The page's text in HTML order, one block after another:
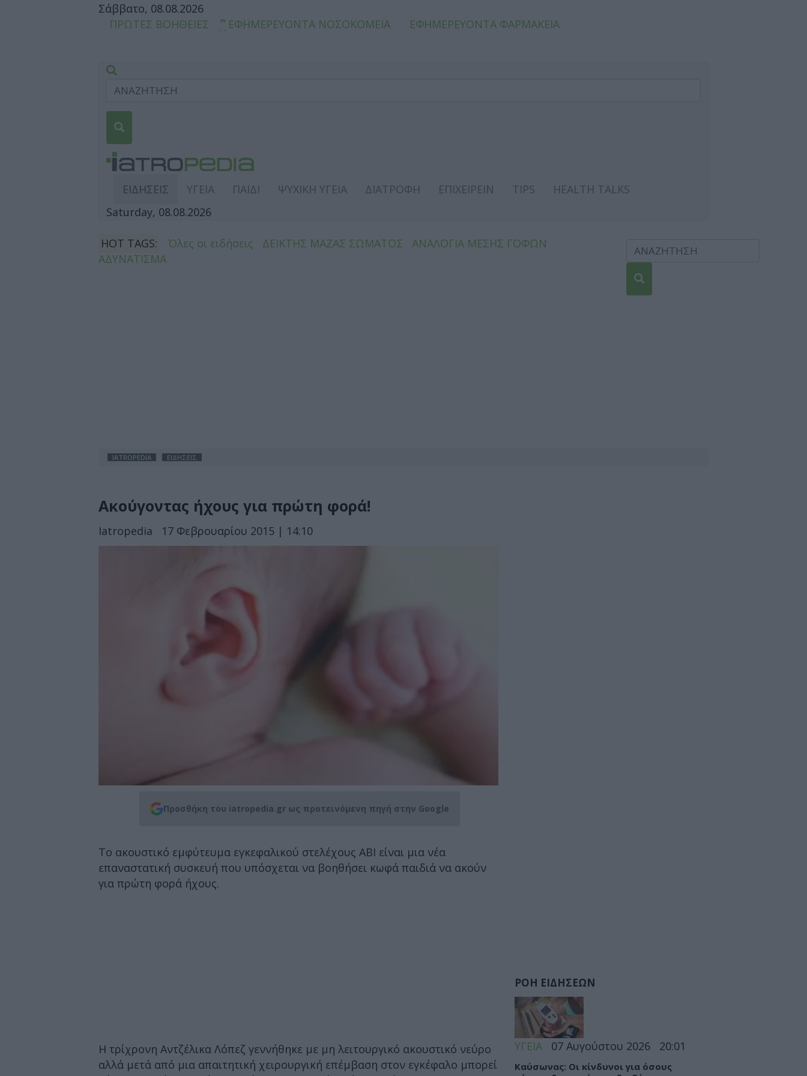
Σάββατο, 08.08.2026
ΠΡΩΤΕΣ ΒΟΗΘΕΙΕΣ
ΕΦΗΜΕΡΕΥΟΝΤΑ ΝΟΣΟΚΟΜΕΙΑ ΕΦΗΜΕΡΕΥΟΝΤΑ ΦΑΡΜΑΚΕΙΑ
ΕΙΔΗΣΕΙΣ ΥΓΕΙΑ ΠΑΙΔΙ ΨΥΧΙΚΗ ΥΓΕΙΑ ΔΙΑΤΡΟΦΗ ΕΠΙΧΕΙΡΕΙΝ TIPS
HEALTH TALKS
Saturday, 08.08.2026
HOT TAGS: Όλες οι ειδήσεις ΔΕΙΚΤΗΣ ΜΑΖΑΣ ΣΩΜΑΤΟΣ
ΑΝΑΛΟΓΙΑ ΜΕΣΗΣ ΓΟΦΩΝ
ΑΔΥΝΑΤΙΣΜΑ
IATROPEDIA ΕΙΔΗΣΕΙΣ
Ακούγοντας ήχους για πρώτη φορά!
Iatropedia 17 Φεβρουαρίου 2015 | 14:10
Προσθήκη του iatropedia.gr ως προτεινόμενη πηγή στην Google
Το ακουστικό εμφύτευμα εγκεφαλικού στελέχους ΑΒΙ είναι μια νέα
επαναστατική συσκευή που υπόσχεται να βοηθήσει κωφά παιδιά να ακούν
για πρώτη φορά ήχους.
Η τρίχρονη Αντζέλικα Λόπεζ γεννήθηκε με μη λειτουργικό ακουστικό νεύρο
αλλά μετά από μια απαιτητική χειρουργική επέμβαση στον εγκέφαλο μπορεί
ΡΟΗ ΕΙΔΗΣΕΩΝ
ΥΓΕΙΑ 07 Αυγούστου 2026 20:01
Καύσωνας: Οι κίνδυνοι για όσους